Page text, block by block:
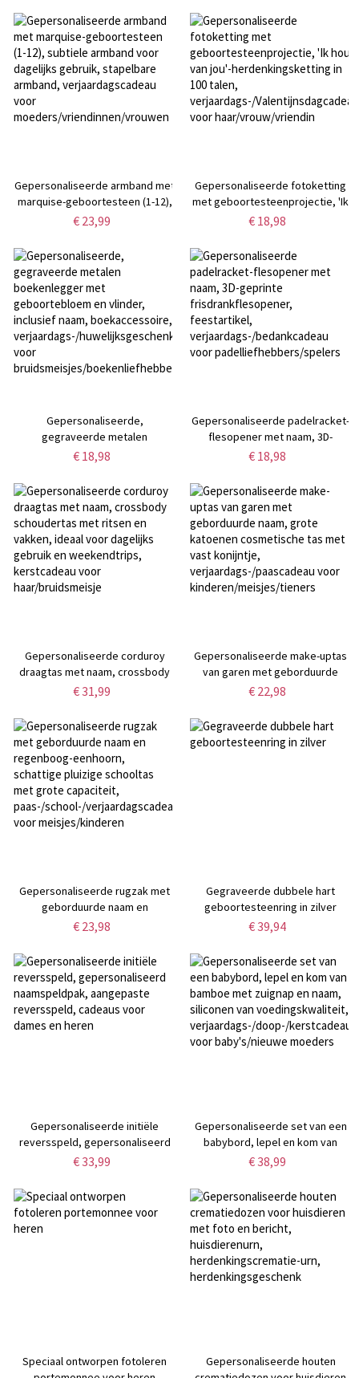
verjaardags-/Moederdagcadeau
voor mama/oma/breiliefhebbers
jubileum-/verjaardagscadeau
voor familie
Gepersonaliseerde armband met
marquise-geboortesteen (1-12),
subtiele armband voor dagelijks
verjaardagscadeau voor
moeders/vriendinnen/vrouwen
€ 23,99
Gepersonaliseerde fotoketting
met geboortesteenprojectie, 'Ik
hou van jou'-herdenkingsketting
verjaardags-/Valentijnsdagcadeau
voor haar/vrouw/vriendin
€ 18,98
Gepersonaliseerde,
gegraveerde metalen
boekenlegger met
inclusief naam, boekaccessoire,
verjaardags-/huwelijksgeschenk
voor
bruidsmeisjes/boekenliefhebbers/lezers
€ 18,98
Gepersonaliseerde padelracket-
flesopener met naam, 3D-
geprinte frisdrankflesopener,
verjaardags-/bedankcadeau voor
padelliefhebbers/spelers
€ 18,98
Gepersonaliseerde corduroy
draagtas met naam, crossbody
schoudertas met ritsen en
gebruik en weekendtrips,
kerstcadeau voor
haar/bruidsmeisje
€ 31,99
Gepersonaliseerde make-uptas
van garen met geborduurde
naam, grote katoenen
konijntje,
verjaardags-/paascadeau voor
kinderen/meisjes/tieners
€ 22,98
Gepersonaliseerde rugzak met
geborduurde naam en
regenboog-eenhoorn, schattige
capaciteit,
paas-/school-/verjaardagscadeau
voor meisjes/kinderen
€ 23,98
Gegraveerde dubbele hart
geboortesteenring in zilver
€ 39,94
Gepersonaliseerde initiële
reversspeld, gepersonaliseerd
naamspeldpak, aangepaste
dames en heren
€ 33,99
Gepersonaliseerde set van een
babybord, lepel en kom van
bamboe met zuignap en naam,
verjaardags-/doop-/kerstcadeau
voor baby's/nieuwe moeders
€ 38,99
Speciaal ontworpen fotoleren
Gepersonaliseerde houten